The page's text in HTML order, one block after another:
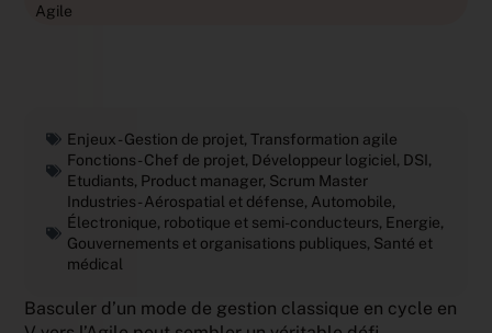
Agile
Enjeux -Gestion de projet,Transformation agile
Fonctions -Chef de projet, Développeur logiciel, DSI,
Etudiants, Product manager, Scrum Master
Industries -Aérospatial et défense, Automobile,
Électronique, robotique et semi-conducteurs, Energie,
Gouvernements et organisations publiques, Santé et
médical
Basculer d’un mode de gestion classique en cycle en